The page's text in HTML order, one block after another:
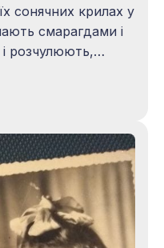
сонячних крилах у
смарагдами і
розчулюють,
і
ведуть у храм
придивись